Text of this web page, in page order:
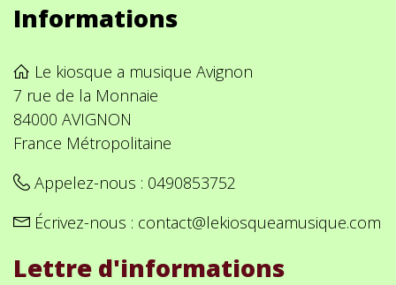
Informations
Le kiosque a musique Avignon
7 rue de la Monnaie
84000 AVIGNON
France Métropolitaine
Appelez-nous : 0490853752
Écrivez-nous : contact@lekiosqueamusique.com
Lettre d'informations